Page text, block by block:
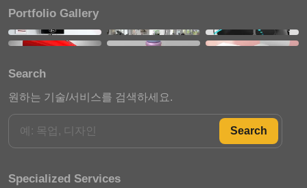
Portfolio Gallery
Search
원하는 기술/서비스를 검색하세요.
Search
Specialized Services